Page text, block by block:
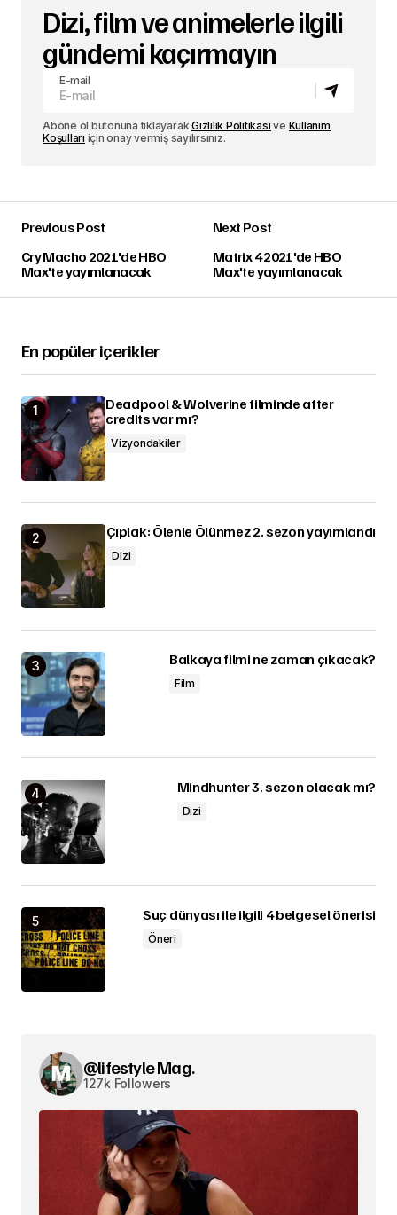
Dizi, film ve animelerle ilgili
gündemi kaçırmayın
E-mail
Abone ol butonuna tıklayarakGizlilik Politikası ve Kullanım
Koşulları için onay vermiş sayılırsınız.
Previous Post
Cry Macho 2021'de HBO
Max'te yayımlanacak
Next Post
Matrix 4 2021'de HBO
Max'te yayımlanacak
En popüler içerikler
Deadpool & Wolverine filminde after
credits var mı?
Vizyondakiler
Çıplak: Ölenle Ölünmez 2. sezon yayımlandı
Dizi
Balkaya filmi ne zaman çıkacak?
Film
Mindhunter 3. sezon olacak mı?
Dizi
Suç dünyası ile ilgili 4 belgesel önerisi
Öneri
@lifestyle Mag.
127k Followers